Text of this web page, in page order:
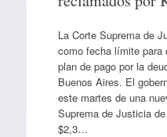
La Corte Suprema de
como fecha límite para
plan de pago por la
Buenos Aires. El
este martes de una
Suprema de Justicia
$2,3…